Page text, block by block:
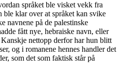
språket ble visket vekk fra
ble klar over at språket kan svike
navnene på de palestinske
fått nye, hebraiske navn, eller
nettopp derfor har hun blitt
og i romanene hennes handler det
som det som faktisk står på